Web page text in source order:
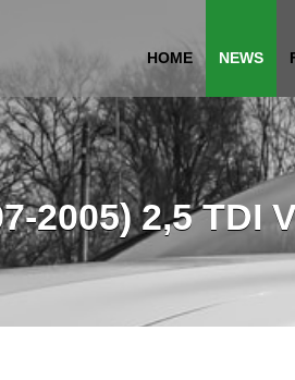
HOME NEWS
2005) 2,5 TDI